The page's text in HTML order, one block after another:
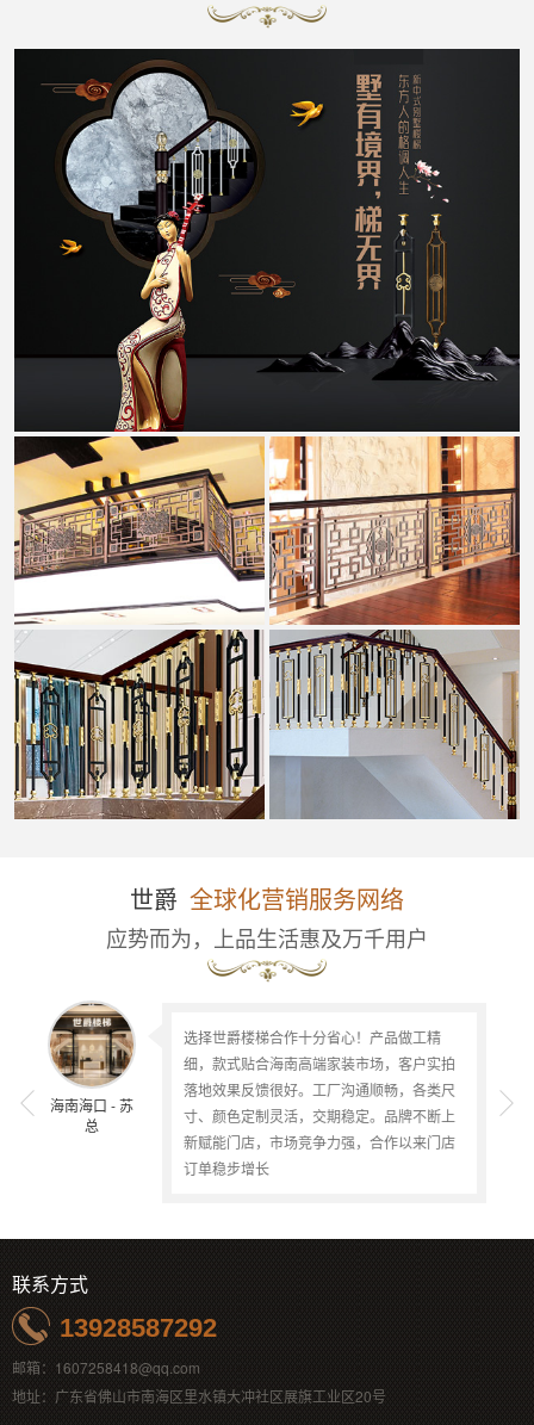
世爵 全球化营销服务网络
应势而为，上品生活惠及万千用户
巴基斯坦 -
Tanveer
世爵楼梯栏杆做工十分出色，铝艺雕花工艺
精细，质感高级，外观款式很符合我们市场
审美。厂家支持个性化定制，沟通高效顺
畅，能充分理解需求。样品品质达到预期标
准，整体性价比可观。我们十分看好后续合
海南海口 - 苏
总
选择世爵楼梯合作十分省心！产品做工精
细，款式贴合海南高端家装市场，客户实拍
落地效果反馈很好。工厂沟通顺畅，各类尺
寸、颜色定制灵活，交期稳定。品牌不断上
新赋能门店，市场竞争力强，合作以来门店
订单稳步增长
世爵楼梯在行业内的知名度极高，产品质量
也是备受客户认可，这是我选择与世爵楼梯
合作的原因之一。认识世爵楼梯有好几年
了，因为之前一直专注于实木楼梯，金属楼
梯比较少，但也有合作过的订单，客户的反
叶总
铝艺铜艺楼梯产品使用的对象都是高档的别
墅豪宅，这类型的客户群对产品的要求是非
常高的，也特别挑剔，所以选择好的产品就
非常重要。世爵梯品的产品自合作以来，客
户对产品的质量都十分满意，我们作为经销
商，售后没
联系方式
13928587292
邮箱：1607258418@qq.com
地址：广东省佛山市南海区里水镇大冲社区展旗工业区20号